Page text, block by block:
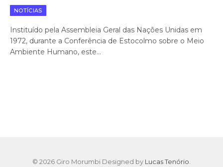
NOTÍCIAS
Instituído pela Assembleia Geral das Nações Unidas em
1972, durante a Conferência de Estocolmo sobre o Meio
Ambiente Humano, este…
© 2026 Giro Morumbi Designed by Lucas Tenório